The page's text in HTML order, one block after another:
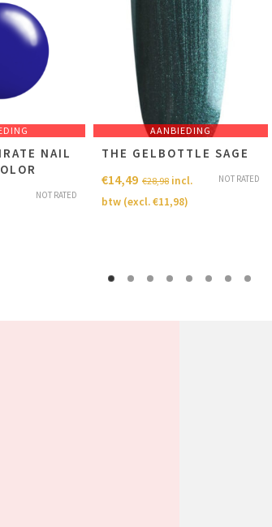
NAIL
NOT RATED
AANBIEDING
THE GELBOTTLE SAGE
NOT RATED
€28,98
€14,49
incl.
btw (excl.€11,98)